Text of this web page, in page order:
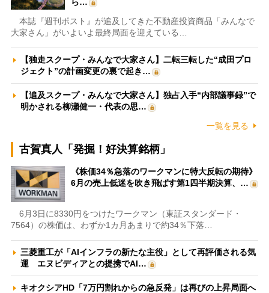
本誌『週刊ポスト』が追及してきた不動産投資商品「みんなで
大家さん」がいよいよ最終局面を迎えている…
【独走スクープ・みんなで大家さん】二転三転した“成田プロ
ジェクト”の計画変更の裏で起き…
【追及スクープ・みんなで大家さん】独占入手“内部議事録”で
明かされる柳瀬健一・代表の思…
一覧を見る
古賀真人「発掘！好決算銘柄」
《株価34％急落のワークマンに特大反転の期待》
6月の売上低迷を吹き飛ばす第1四半期決算、…
6月3日に8330円をつけたワークマン（東証スタンダード・
7564）の株価は、わずか1カ月あまりで約34％下落…
三菱重工が「AIインフラの新たな主役」として再評価される気
運 エヌビディアとの提携でAI…
キオクシアHD「7万円割れからの急反発」は再びの上昇局面へ